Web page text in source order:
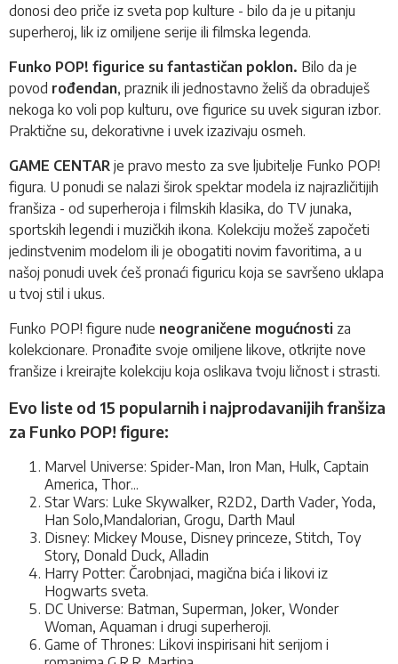
donosi deo priče iz sveta pop kulture - bilo da je u pitanju
superheroj, lik iz omiljene serije ili filmska legenda.
Funko POP! figurice su fantastičan poklon. Bilo da je
povod rođendan, praznik ili jednostavno želiš da obraduješ
nekoga ko voli pop kulturu, ove figurice su uvek siguran izbor.
Praktične su, dekorativne i uvek izazivaju osmeh.
GAME CENTAR je pravo mesto za sve ljubitelje Funko POP!
figura. U ponudi se nalazi širok spektar modela iz najrazličitijih
franšiza - od superheroja i filmskih klasika, do TV junaka,
sportskih legendi i muzičkih ikona. Kolekciju možeš započeti
jedinstvenim modelom ili je obogatiti novim favoritima, a u
našoj ponudi uvek ćeš pronaći figuricu koja se savršeno uklapa
u tvoj stil i ukus.
Funko POP! figure nude neograničene mogućnosti za
kolekcionare. Pronađite svoje omiljene likove, otkrijte nove
franšize i kreirajte kolekciju koja oslikava tvoju ličnost i strasti.
Evo liste od 15 popularnih i najprodavanijih franšiza
za Funko POP! figure:
Marvel Universe: Spider-Man, Iron Man, Hulk, Captain
America, Thor...
Star Wars: Luke Skywalker, R2D2, Darth Vader, Yoda,
Han Solo,Mandalorian, Grogu, Darth Maul
Disney: Mickey Mouse, Disney princeze, Stitch, Toy
Story, Donald Duck, Alladin
Harry Potter: Čarobnjaci, magična bića i likovi iz
Hogwarts sveta.
DC Universe: Batman, Superman, Joker, Wonder
Woman, Aquaman i drugi superheroji.
Game of Thrones: Likovi inspirisani hit serijom i